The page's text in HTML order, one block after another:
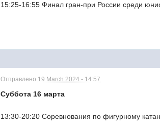
15:25-16:55 Финал гран-при России среди
Отправлено 19 March 2024 - 14:57
Суббота 16 марта
13:30-20:20 Соревнования по фигурному